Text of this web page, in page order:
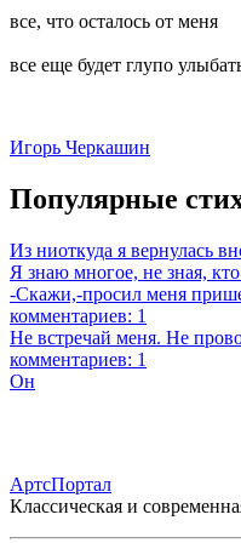
все, что осталось от меня
все еще будет глупо
Игорь Черкашин
Популярные
Из ниоткуда я вернулась
Я знаю многое, не зная, кто
-Скажи,-просил меня
комментариев: 1
Не встречай меня. Не
комментариев: 1
Он
АртсПортал
Классическая и